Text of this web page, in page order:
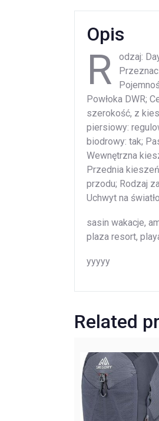
Opis
R
odzaj:
Powłoka DWR;
szerokość, z
piersiowy:
biodrowy: tak;
Wewnętrzna
Przednia
przodu; Rodzaj
Uchwyt na
sasin wakacje,
plaza resort,
yyyyy
Related